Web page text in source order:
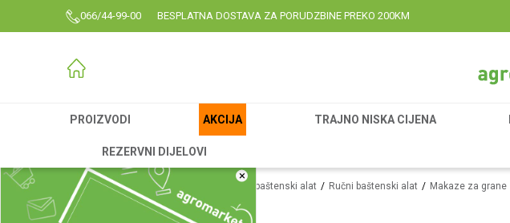
066/44-99-00 BESPLATNA DOSTAVA ZA PORUDZBINE PREKO 200KM
PROIZVODI AKCIJA TRAJNO NISKA CIJENA
REZERVNI DIJELOVI
×
Agromarket Proizvodi Vrtni i baštenski alat Ručni baštenski alat Makaze za grane
Makaze za grane